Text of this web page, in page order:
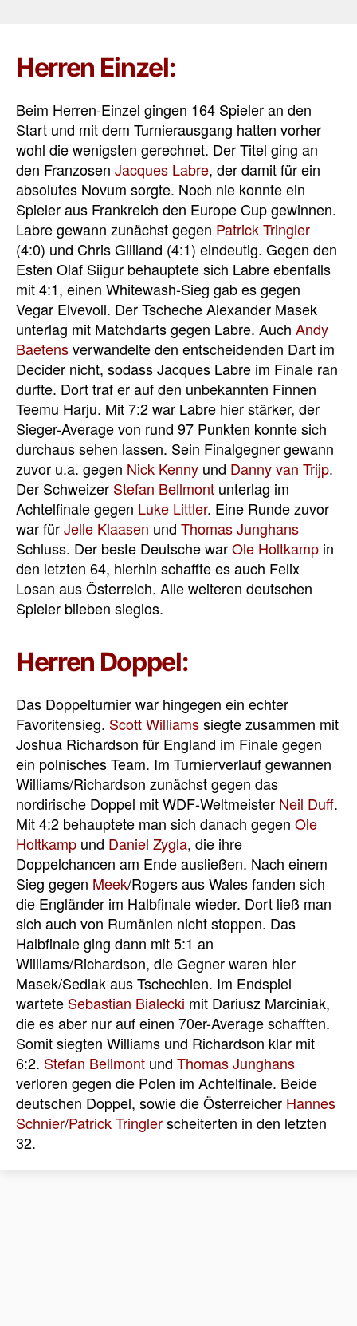
Herren Einzel:
Beim Herren-Einzel gingen 164 Spieler an den
Start und mit dem Turnierausgang hatten vorher
wohl die wenigsten gerechnet. Der Titel ging an
den Franzosen Jacques Labre, der damit für ein
absolutes Novum sorgte. Noch nie konnte ein
Spieler aus Frankreich den Europe Cup gewinnen.
Labre gewann zunächst gegen Patrick Tringler
(4:0) und Chris Gililand (4:1) eindeutig. Gegen den
Esten Olaf Siigur behauptete sich Labre ebenfalls
mit 4:1, einen Whitewash-Sieg gab es gegen
Vegar Elvevoll. Der Tscheche Alexander Masek
unterlag mit Matchdarts gegen Labre. Auch Andy
Baetensverwandelte den entscheidenden Dart im
Decider nicht, sodass Jacques Labre im Finale ran
durfte. Dort traf er auf den unbekannten Finnen
Teemu Harju. Mit 7:2 war Labre hier stärker, der
Sieger-Average von rund 97 Punkten konnte sich
durchaus sehen lassen. Sein Finalgegner gewann
zuvor u.a. gegen Nick Kenny und Danny van Trijp.
Der Schweizer Stefan Bellmont unterlag im
Achtelfinale gegen Luke Littler. Eine Runde zuvor
war fürJelle Klaasen und Thomas Junghans
Schluss. Der beste Deutsche warOle Holtkamp in
den letzten 64, hierhin schaffte es auch Felix
Losan aus Österreich. Alle weiteren deutschen
Spieler blieben sieglos.
Herren Doppel:
Das Doppelturnier war hingegen ein echter
Favoritensieg. Scott Williamssiegte zusammen mit
Joshua Richardson für England im Finale gegen
ein polnisches Team. Im Turnierverlauf gewannen
Williams/Richardson zunächst gegen das
nordirische Doppel mit WDF-Weltmeister Neil Duff.
Mit 4:2 behauptete man sich danach gegen Ole
Holtkamp und Daniel Zygla, die ihre
Doppelchancen am Ende ausließen. Nach einem
Sieg gegen Meek/Rogers aus Wales fanden sich
die Engländer im Halbfinale wieder. Dort ließ man
sich auch von Rumänien nicht stoppen. Das
Halbfinale ging dann mit 5:1 an
Williams/Richardson, die Gegner waren hier
Masek/Sedlak aus Tschechien. Im Endspiel
wartete Sebastian Bialecki mit Dariusz Marciniak,
die es aber nur auf einen 70er-Average schafften.
Somit siegten Williams und Richardson klar mit
6:2. Stefan Bellmont und Thomas Junghans
verloren gegen die Polen im Achtelfinale. Beide
deutschen Doppel, sowie die Österreicher Hannes
Schnier/Patrick Tringlerscheiterten in den letzten
32.